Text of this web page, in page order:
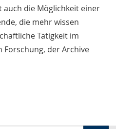
die Möglichkeit einer
die mehr wissen
Tätigkeit im
der Archive